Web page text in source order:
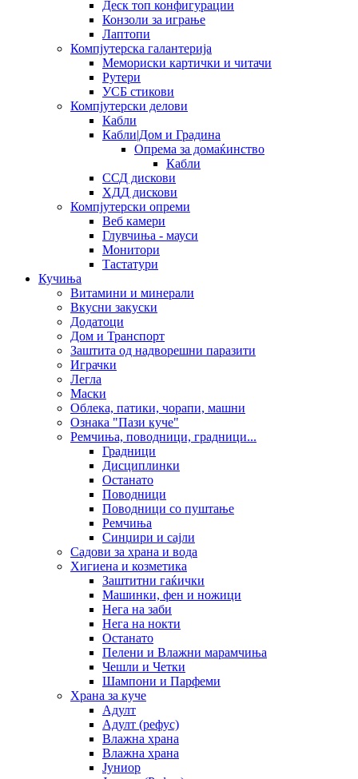
Деск топ конфигурации
Конзоли за играње
Лаптопи
Компјутерска галантерија
Мемориски картички и читачи
Рутери
УСБ стикови
Компјутерски делови
Кабли
Кабли|Дом и Градина
Опрема за домаќинство
Кабли
ССД дискови
ХДД дискови
Компјутерски опреми
Веб камери
Глувчиња - мауси
Монитори
Тастатури
Кучиња
Витамини и минерали
Вкусни закуски
Додатоци
Дом и Транспорт
Заштита од надворешни паразити
Играчки
Легла
Маски
Облека, патики, чорапи, машни
Ознака "Пази куче"
Ремчиња, поводници, градници...
Градници
Дисциплинки
Останато
Поводници
Поводници со пуштање
Ремчиња
Синџири и сајли
Садови за храна и вода
Хигиена и козметика
Заштитни гаќички
Машинки, фен и ножици
Нега на заби
Нега на нокти
Останато
Пелени и Влажни марамчиња
Чешли и Четки
Шампони и Парфеми
Храна за куче
Адулт
Адулт (рефус)
Влажна храна
Влажна храна
Јуниор